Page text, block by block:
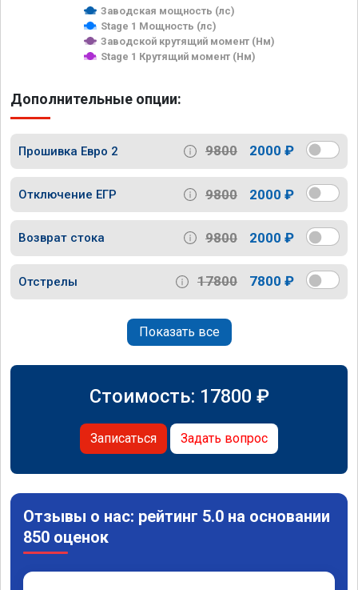
Заводская мощность (лс)
Stage 1 Мощность (лс)
Заводской крутящий момент (Нм)
Stage 1 Крутящий момент (Нм)
Дополнительные опции:
Прошивка Евро 2 9800 2000 ₽
Отключение ЕГР 9800 2000 ₽
Возврат стока 9800 2000 ₽
Отстрелы 17800 7800 ₽
Показать все
Стоимость: 17800 ₽
Записаться Задать вопрос
Отзывы о нас: рейтинг 5.0 на основании
850 оценок